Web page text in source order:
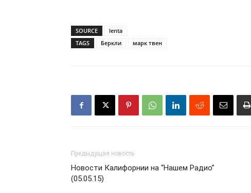
SOURCE
lenta
TAGS
Беркли марк твен
Предыдущая новость
Новости Калифорнии на “Нашем Радио”
(05.05.15)